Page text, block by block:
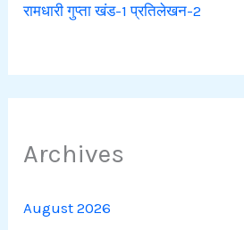
रामधारी गुप्ता खंड-1 प्रतिलेखन-2
Archives
August 2026